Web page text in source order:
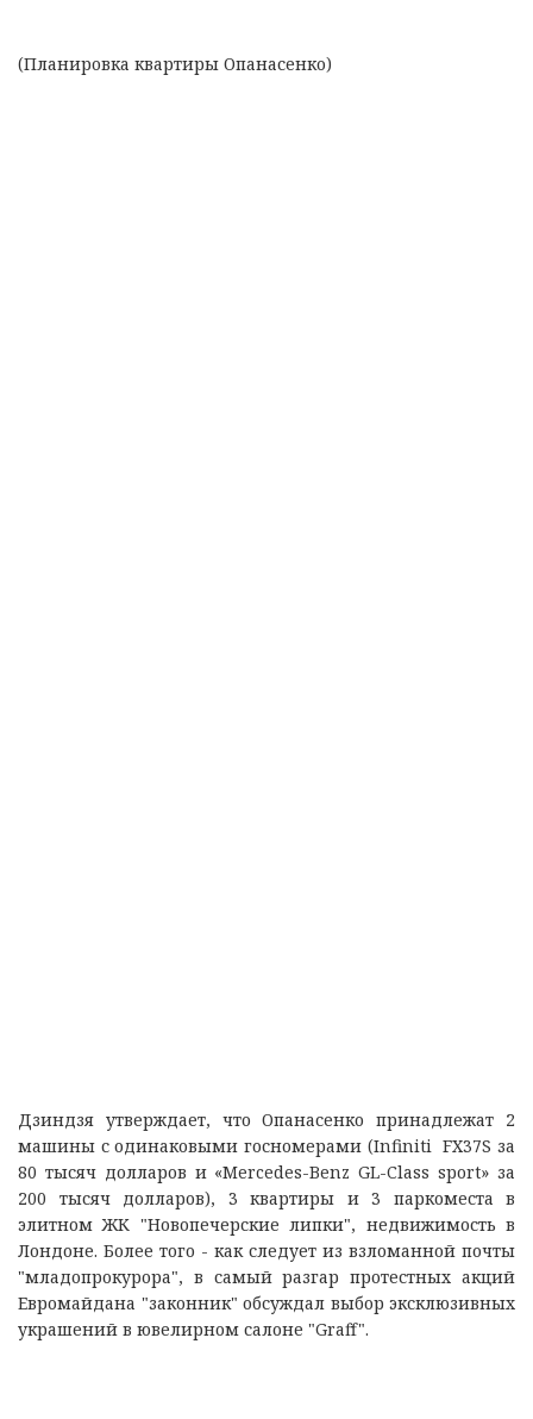
(Планировка квартиры Опанасенко)
Дзиндзя утверждает, что Опанасенко принадлежат 2
машины с одинаковыми госномерами (Infiniti FX37S за
80 тысяч долларов и «Mercedes-Benz GL-Class sport» за
200 тысяч долларов), 3 квартиры и 3 паркоместа в
элитном ЖК "Новопечерские липки", недвижимость в
Лондоне. Более того - как следует из взломанной почты
"младопрокурора", в самый разгар протестных акций
Евромайдана "законник" обсуждал выбор эксклюзивных
украшений в ювелирном салоне "Graff".